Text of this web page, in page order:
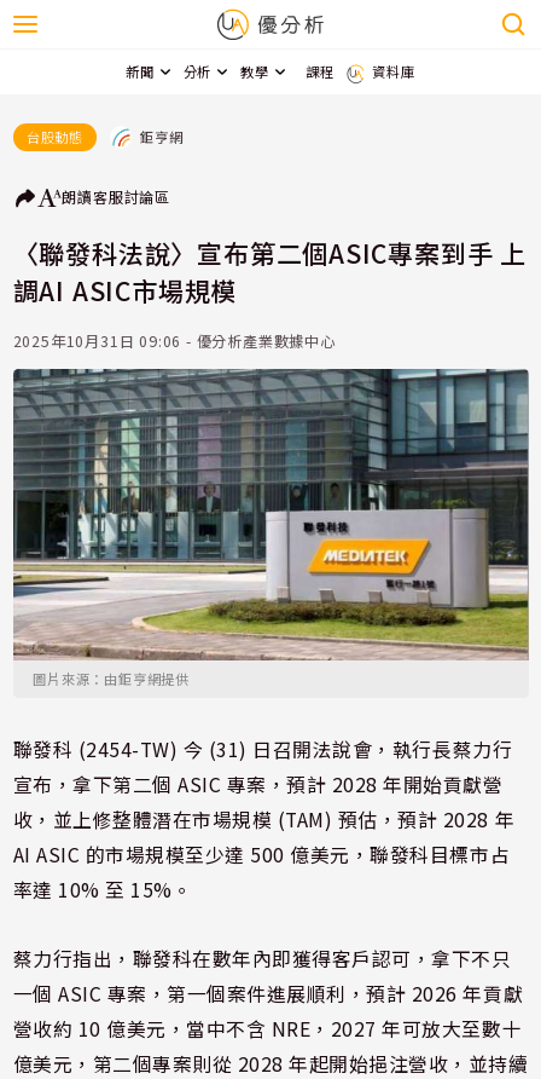
新聞 分析 教學 課程 資料庫
台股動態 鉅亨網
朗讀客服討論區
〈聯發科法說〉宣布第二個ASIC專案到手 上
調AI ASIC市場規模
2025年10月31日 09:06 - 優分析產業數據中心
圖片來源：由鉅亨網提供
聯發科 (2454-TW) 今 (31) 日召開法說會，執行長蔡力行
宣布，拿下第二個 ASIC 專案，預計 2028 年開始貢獻營
收，並上修整體潛在市場規模 (TAM) 預估，預計 2028 年
AI ASIC 的市場規模至少達 500 億美元，聯發科目標市占
率達 10% 至 15%。
蔡力行指出，聯發科在數年內即獲得客戶認可，拿下不只
一個 ASIC 專案，第一個案件進展順利，預計 2026 年貢獻
營收約 10 億美元，當中不含 NRE，2027 年可放大至數十
億美元，第二個專案則從 2028 年起開始挹注營收，並持續